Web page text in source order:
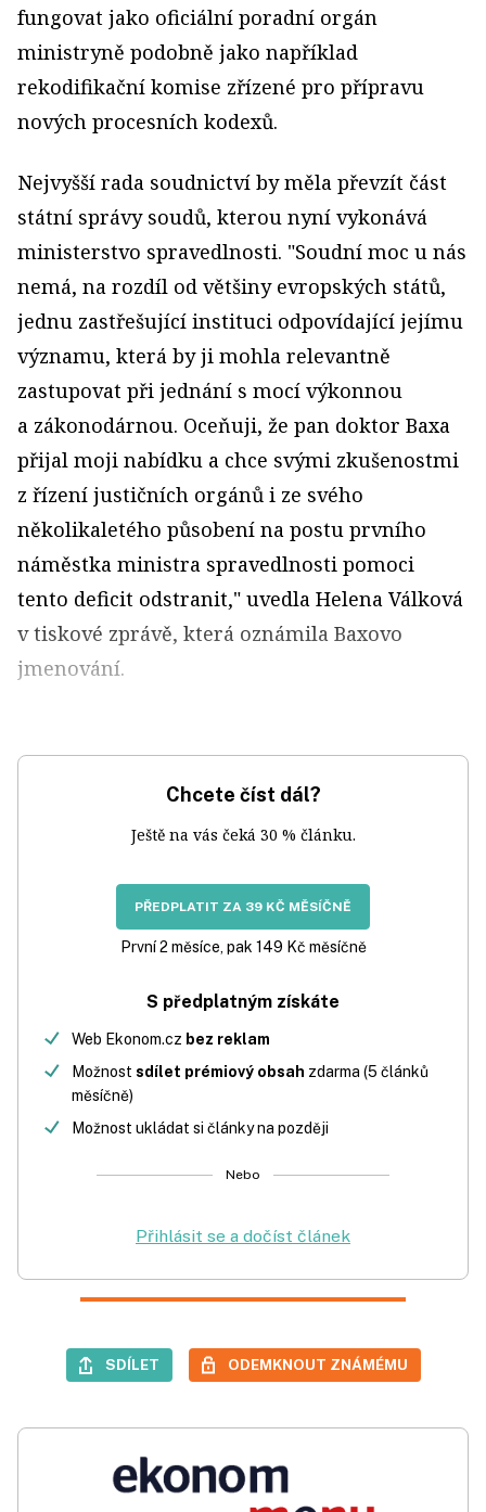
fungovat jako oficiální poradní orgán
ministryně podobně jako například
rekodifikační komise zřízené pro přípravu
nových procesních kodexů.
Nejvyšší rada soudnictví by měla převzít část
státní správy soudů, kterou nyní vykonává
ministerstvo spravedlnosti. "Soudní moc u nás
nemá, na rozdíl od většiny evropských států,
jednu zastřešující instituci odpovídající jejímu
významu, která by ji mohla relevantně
zastupovat při jednání s mocí výkonnou
a zákonodárnou. Oceňuji, že pan doktor Baxa
přijal moji nabídku a chce svými zkušenostmi
z řízení justičních orgánů i ze svého
několikaletého působení na postu prvního
náměstka ministra spravedlnosti pomoci
tento deficit odstranit," uvedla Helena Válková
v tiskové zprávě, která oznámila Baxovo
jmenování.
Chcete číst dál?
Ještě na vás čeká 30 % článku.
PŘEDPLATIT ZA 39 KČ MĚSÍČNĚ
První 2 měsíce, pak 149 Kč měsíčně
S předplatným získáte
Web Ekonom.cz bez reklam
Možnost sdílet prémiový obsah zdarma (5 článků
měsíčně)
Možnost ukládat si články na později
Nebo
Přihlásit se a dočíst článek
SDÍLET ODEMKNOUT ZNÁMÉMU